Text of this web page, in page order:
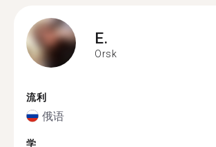
E.
Orsk
流利
俄语
学